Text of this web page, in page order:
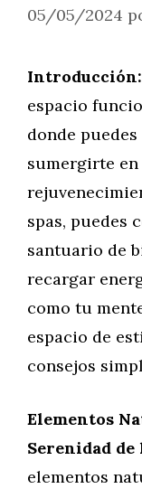
05/05/2024
Introducción:
espacio
donde
sumergirte
spas, puedes
santuario de
recargar
como tu
espacio de
consejos
Elementos
Serenidad
elementos